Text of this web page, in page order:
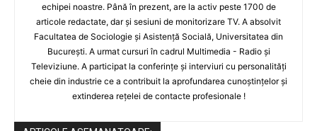
echipei noastre. Până în prezent, are la activ peste 1700 de
articole redactate, dar și sesiuni de monitorizare TV. A absolvit
Facultatea de Sociologie și Asistență Socială, Universitatea din
București. A urmat cursuri în cadrul Multimedia - Radio și
Televiziune. A participat la conferințe și interviuri cu personalități
cheie din industrie ce a contribuit la aprofundarea cunoștințelor și
extinderea rețelei de contacte profesionale !